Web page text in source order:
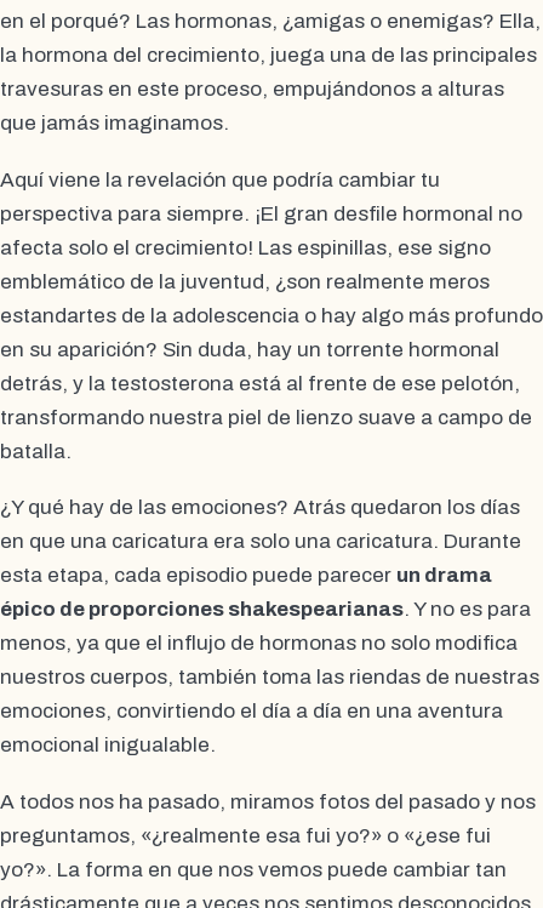
en el porqué? Las hormonas, ¿amigas o enemigas? Ella,
la hormona del crecimiento, juega una de las principales
travesuras en este proceso, empujándonos a alturas
que jamás imaginamos.
Aquí viene la revelación que podría cambiar tu
perspectiva para siempre. ¡El gran desfile hormonal no
afecta solo el crecimiento! Las espinillas, ese signo
emblemático de la juventud, ¿son realmente meros
estandartes de la adolescencia o hay algo más profundo
en su aparición? Sin duda, hay un torrente hormonal
detrás, y la testosterona está al frente de ese pelotón,
transformando nuestra piel de lienzo suave a campo de
batalla.
¿Y qué hay de las emociones? Atrás quedaron los días
en que una caricatura era solo una caricatura. Durante
esta etapa, cada episodio puede parecer un drama
épico de proporciones shakespearianas. Y no es para
menos, ya que el influjo de hormonas no solo modifica
nuestros cuerpos, también toma las riendas de nuestras
emociones, convirtiendo el día a día en una aventura
emocional inigualable.
A todos nos ha pasado, miramos fotos del pasado y nos
preguntamos, «¿realmente esa fui yo?» o «¿ese fui
yo?». La forma en que nos vemos puede cambiar tan